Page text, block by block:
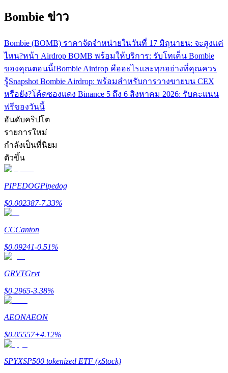
เงินกู้
บริการยืมเงินที่ได้รับการสนับสนุนจาก Crypto
ลงทุนอัตโนมัติ
คว้าผลกำไรระยะยาวและผลประโยชน์ที่ยืดหยุ่น
เรียนรู้เกี่ยวกับการสร้างรายได้แบบพาสซีฟ
Bitrue
Bombie ข่าว
Bombie (BOMB) ราคาจัดจำหน่ายในวันที่ 17 มิถุนายน: จะสูงแค่
ไหน?หน้า Airdrop BOMB พร้อมให้บริการ: รับโทเค็น Bombie
ของคุณตอนนี้!Bombie Airdrop คืออะไรและทุกอย่างที่คุณควร
รู้Snapshot Bombie Airdrop: พร้อมสำหรับการวางขายบน CEX
หรือยัง?โค้ดซองแดง Binance 5 ถึง 6 สิงหาคม 2026: รับคะแนน
ฟรีของวันนี้
อันดับคริปโต
รายการใหม่
กำลังเป็นที่นิยม
ตัวขึ้น
PIPEDOGPipedog
$0.002387-7.33%
CCCanton
$0.09241-0.51%
GRVTGrvt
$0.2965-3.38%
AEONAEON
$0.05557+4.12%
SPYXSP500 tokenized ETF (xStock)